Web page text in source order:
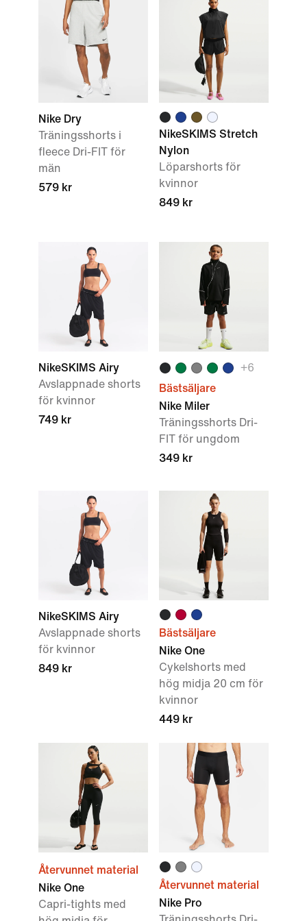
Nike Dry
Träningsshorts i
fleece Dri-FIT för
män
579 kr
NikeSKIMS Stretch
Nylon
Löparshorts för
kvinnor
849 kr
NikeSKIMS Airy
Avslappnade shorts
för kvinnor
749 kr
+6
Bästsäljare
Nike Miler
Träningsshorts Dri-
FIT för ungdom
349 kr
NikeSKIMS Airy
Avslappnade shorts
för kvinnor
849 kr
Bästsäljare
Nike One
Cykelshorts med
hög midja 20 cm för
kvinnor
449 kr
Återvunnet material
Nike One
Capri-tights med
Återvunnet material
Nike Pro